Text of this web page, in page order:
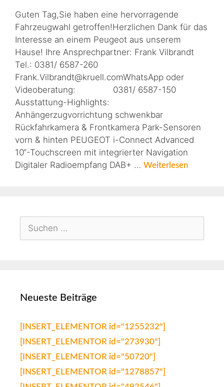
Guten Tag,Sie haben eine hervorragende
Fahrzeugwahl getroffen!Herzlichen Dank für das
Interesse an einem Peugeot aus unserem
Hause! Ihre Ansprechpartner: Frank Vilbrandt
Tel.: 0381/ 6587-260
Frank.Vilbrandt@kruell.comWhatsApp oder
Videoberatung: 0381/ 6587-150
Ausstattung-Highlights:
Anhängerzugvorrichtung schwenkbar
Rückfahrkamera & Frontkamera Park-Sensoren
vorn & hinten PEUGEOT i-Connect Advanced
10“-Touchscreen mit integrierter Navigation
Digitaler Radioempfang DAB+ … Weiterlesen
Neueste Beiträge
[INSERT_ELEMENTOR id="1255232"]
[INSERT_ELEMENTOR id="273930"]
[INSERT_ELEMENTOR id="50720"]
[INSERT_ELEMENTOR id="1278857"]